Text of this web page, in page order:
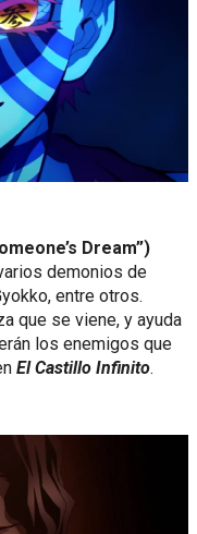
Dream”)
demonios de
entre otros.
que se viene, y ayuda
los enemigos que
El Castillo Infinito.